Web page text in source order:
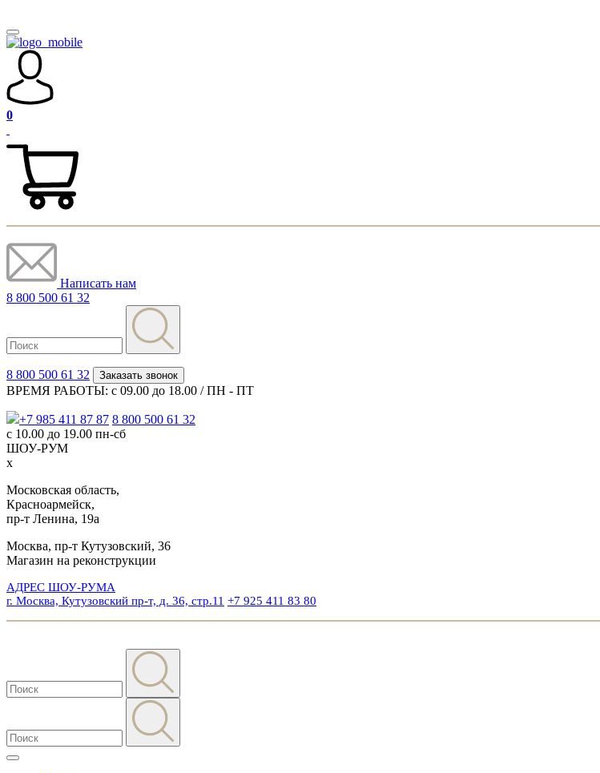
0
Написать нам
8 800 500 61 32
8 800 500 61 32 Заказать звонок
ВРЕМЯ РАБОТЫ: с 09.00 до 18.00 / ПН - ПТ
+7 985 411 87 87 8 800 500 61 32
с 10.00 до 19.00 пн-сб
ШОУ-РУМ
x
Московская область,
Красноармейск,
пр-т Ленина, 19а
Москва, пр-т Кутузовский, 36
Магазин на реконструкции
АДРЕС ШОУ-РУМА
г. Москва, Кутузовский пр-т, д. 36, стр.11 +7 925 411 83 80